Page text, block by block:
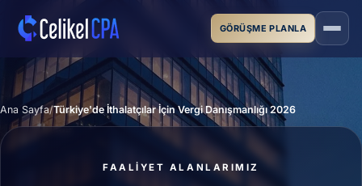
GÖRÜŞME PLANLA
Ana Sayfa Türkiye'de İthalatçılar İçin Vergi Danışmanlığı 2026
FAALIYET ALANLARIMIZ